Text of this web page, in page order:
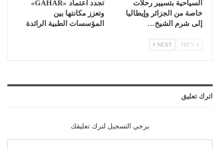
السياحية بتسيير رحلات
خاصة من الجزائر وإيطاليا
إلى شرم الشيخ…
تجدد اعتماد «GAHAR»
وتعزز مكانتها بين
المؤسسات الطبية الرائدة
NEXT
اترك تعليق
يرجي التسجيل لترك تعليقك